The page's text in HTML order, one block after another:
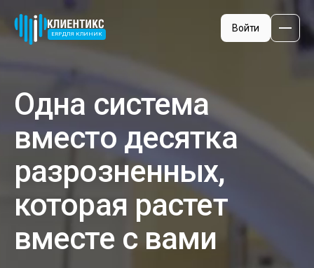
ERP ДЛЯ КЛИНИК
Медицинская клиника
Педиатрическая клиника
Войти
Одна система
вместо десятка
разрозненных,
которая растет
вместе с вами